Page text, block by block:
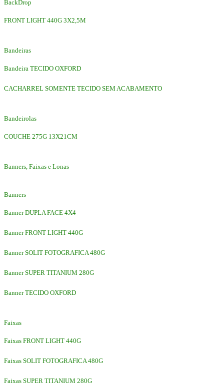
BackDrop
FRONT LIGHT 440G 3X2,5M
Bandeiras
Bandeira TECIDO OXFORD
CACHARREL SOMENTE TECIDO SEM ACABAMENTO
Bandeirolas
COUCHE 275G 13X21CM
Banners, Faixas e Lonas
Banners
Banner DUPLA FACE 4X4
Banner FRONT LIGHT 440G
Banner SOLIT FOTOGRAFICA 480G
Banner SUPER TITANIUM 280G
Banner TECIDO OXFORD
Faixas
Faixas FRONT LIGHT 440G
Faixas SOLIT FOTOGRAFICA 480G
Faixas SUPER TITANIUM 280G